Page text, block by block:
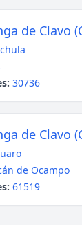
de Clavo
30736
de Clavo
de Ocampo
61519